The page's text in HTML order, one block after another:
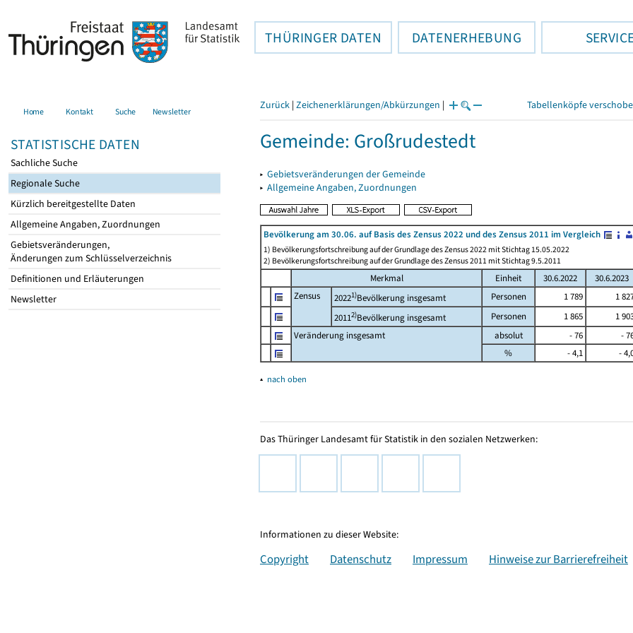
THÜRINGER DATEN DATENERHEBUNG
Home Kontakt Suche Newsletter
STATISTISCHE DATEN
Sachliche Suche
Regionale Suche
Kürzlich bereitgestellte Daten
Allgemeine Angaben, Zuordnungen
Gebietsveränderungen,
Änderungen zum Schlüsselverzeichnis
Definitionen und Erläuterungen
Newsletter
Zurück | Zeichenerklärungen/Abkürzungen | Tabellenköpfe
Gemeinde: Großrudestedt
▸ Gebietsveränderungen der Gemeinde
▸ Allgemeine Angaben, Zuordnungen
Bevölkerung am 30.06. auf Basis des Zensus 2022 und des Zensus 2011 im Vergleich
1) Bevölkerungsfortschreibung auf der Grundlage des Zensus 2022 mit Stichtag 15.05.2022
2) Bevölkerungsfortschreibung auf der Grundlage des Zensus 2011 mit Stichtag 9.5.2011
Merkmal Einheit 30.6.2022
30.6.2023
Zensus
20221)Bevölkerung insgesamt Personen 1 789
1
20112)Bevölkerung insgesamt Personen 1 865
1
Veränderung insgesamt
absolut - 76
-
%
- 4,1 -
▴ nach oben
Das Thüringer Landesamt für Statistik in den sozialen Netzwerken:
Informationen zu dieser Website:
Copyright Datenschutz Impressum Hinweise zur Barrierefreiheit